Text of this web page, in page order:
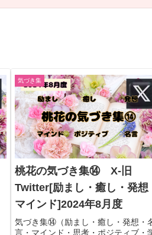
気づき集
桃花の気づき集⑭ X-旧
Twitter[励まし・癒し・発想
マインド]2024年8月度
気づき集⑭（励まし・癒し・発想・
言・マインド・思考・ポジティブ・